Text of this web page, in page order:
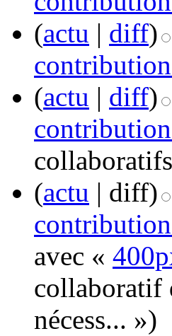
(actu | diff)
(actu | diff)
(actu | diff)
avec «
collaboratif
nécess... »)